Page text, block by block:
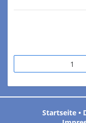
Startseite•